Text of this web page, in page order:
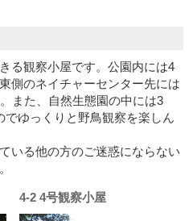
る観察小屋です。公園内には4
側のネイチャーセンター先には
また、自然生態園の中には3
ゆっくりと野鳥観察を楽しん
いる他の方のご迷惑にならない
4-2 4号観察小屋